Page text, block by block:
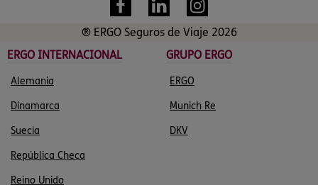
® ERGO Seguros de Viaje 2026
ERGO INTERNACIONAL
GRUPO ERGO
Alemania ERGO
Dinamarca Munich Re
Suecia DKV
República Checa
Reino Unido